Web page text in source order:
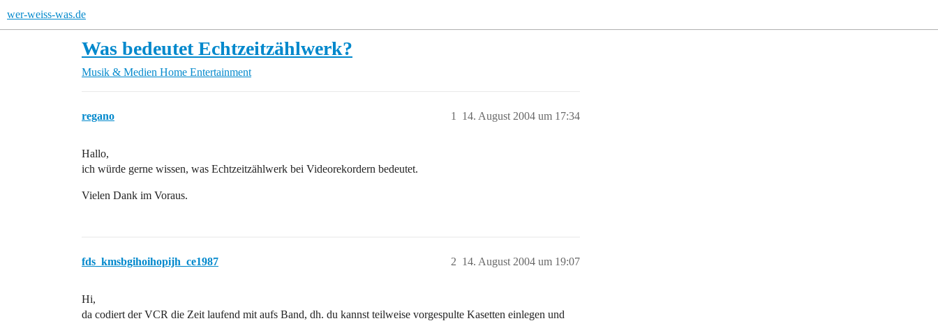
wer-weiss-was.de
Was bedeutet Echtzeitzählwerk?
Musik & Medien Home Entertainment
regano 14. August 2004 um 17:34
1
Hallo,
ich würde gerne wissen, was Echtzeitzählwerk bei Videorekordern bedeutet.
Vielen Dank im Voraus.
fds_kmsbgihoihopijh_ce1987 14. August 2004 um 19:07
2
Hi,
da codiert der VCR die Zeit laufend mit aufs Band, dh. du kannst teilweise vorgespulte Kasetten einlegen und